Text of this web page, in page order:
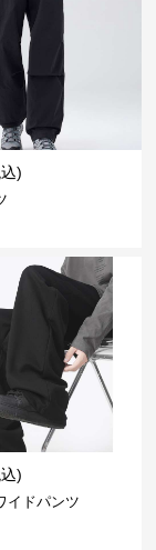
)
)
イドパンツ